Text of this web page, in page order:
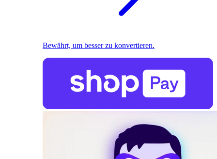
Bewährt, um besser zu konvertieren.